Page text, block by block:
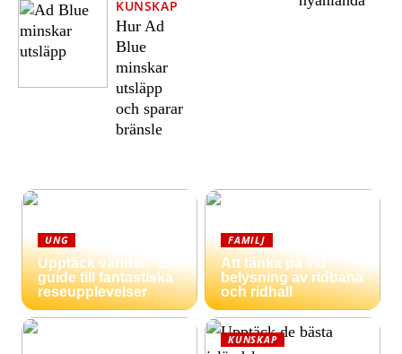
KUNSKAP
Hur Ad
Blue
minskar
utsläpp
och sparar
bränsle
UNG
Upptäck världen: En
guide till fantastiska
reseupplevelser
FAMILJ
Att tänka på vid
belysning av ridbana
och ridhall
KUNSKAP